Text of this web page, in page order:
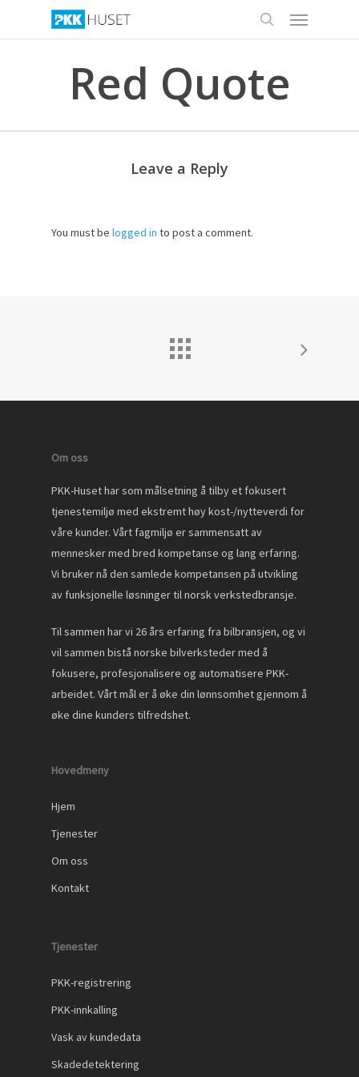
Menu
Red Quote
Leave a Reply
You must be logged in to post a comment.
Om oss
PKK-Huset har som målsetning å tilby et fokusert
tjenestemiljø med ekstremt høy kost-/nytteverdi for
våre kunder. Vårt fagmiljø er sammensatt av
mennesker med bred kompetanse og lang erfaring.
Vi bruker nå den samlede kompetansen på utvikling
av funksjonelle løsninger til norsk verkstedbransje.
Til sammen har vi 26 års erfaring fra bilbransjen, og vi
vil sammen bistå norske bilverksteder med å
fokusere, profesjonalisere og automatisere PKK-
arbeidet. Vårt mål er å øke din lønnsomhet gjennom å
øke dine kunders tilfredshet.
Hovedmeny
Hjem
Tjenester
Om oss
Kontakt
Tjenester
PKK-registrering
PKK-innkalling
Vask av kundedata
Skadedetektering